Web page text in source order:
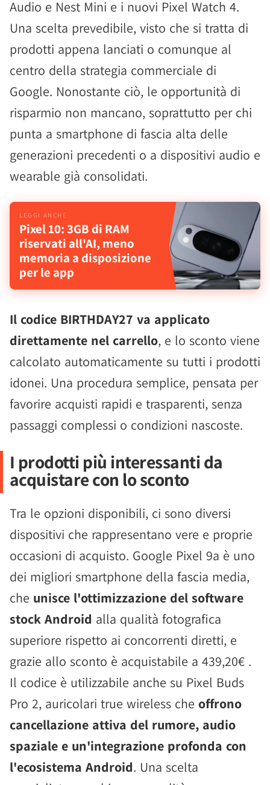
Audio e Nest Mini e i nuovi Pixel Watch 4.
Una scelta prevedibile, visto che si tratta di
prodotti appena lanciati o comunque al
centro della strategia commerciale di
Google. Nonostante ciò, le opportunità di
risparmio non mancano, soprattutto per chi
punta a smartphone di fascia alta delle
generazioni precedenti o a dispositivi audio e
wearable già consolidati.
Pixel 10: 3GB di RAM
riservati all'AI, meno
memoria a disposizione
per le app
Il codice BIRTHDAY27 va applicato
direttamente nel carrello, e lo sconto viene
calcolato automaticamente su tutti i prodotti
idonei. Una procedura semplice, pensata per
favorire acquisti rapidi e trasparenti, senza
passaggi complessi o condizioni nascoste.
I prodotti più interessanti da
acquistare con lo sconto
Tra le opzioni disponibili, ci sono diversi
dispositivi che rappresentano vere e proprie
occasioni di acquisto. Google Pixel 9a è uno
dei migliori smartphone della fascia media,
che unisce l'ottimizzazione del software
stock Android alla qualità fotografica
superiore rispetto ai concorrenti diretti, e
grazie allo sconto è acquistabile a 439,20€ .
Il codice è utilizzabile anche su Pixel Buds
Pro 2, auricolari true wireless che offrono
cancellazione attiva del rumore, audio
spaziale e un'integrazione profonda con
l'ecosistema Android. Una scelta